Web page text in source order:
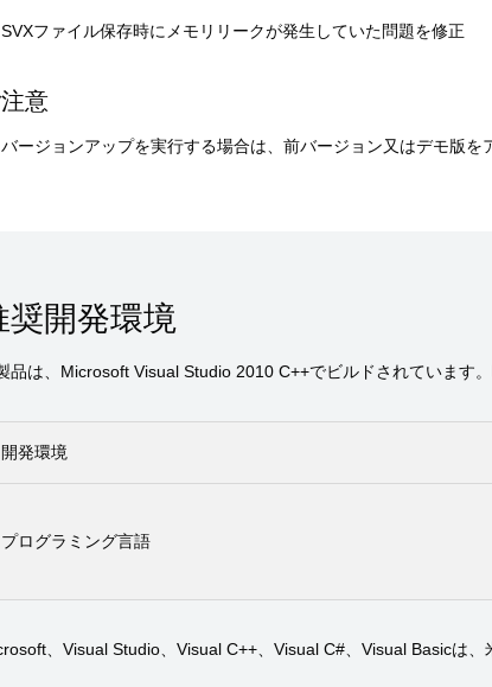
SVXファイル保存時にメモリリークが発生していた問題を修正
意
バージョンアップを実行する場合は、前バージョン又はデモ版を
奨開発環境
品は、Microsoft Visual Studio 2010 C++でビルドされています
開発環境
プログラミング言語
、Visual Studio、Visual C++、Visual C#、Visual Basicは